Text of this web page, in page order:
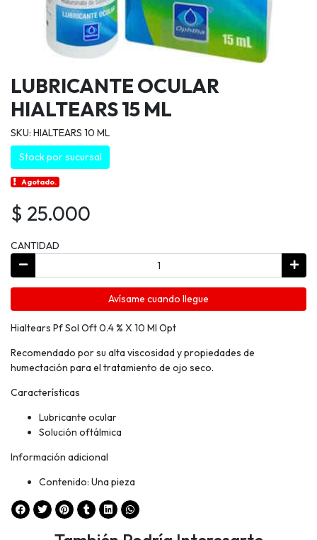
LUBRICANTE OCULAR
HIALTEARS 15 ML
SKU: HIALTEARS 10 ML
Stock por sucursal
Agotado.
$ 25.000
CANTIDAD
Avísame cuando llegue
Hialtears Pf Sol Oft 0.4 % X 10 Ml Opt
Recomendado por su alta viscosidad y propiedades de
humectación para el tratamiento de ojo seco.
Características
Lubricante ocular
Solución oftálmica
Información adicional
Contenido: Una pieza